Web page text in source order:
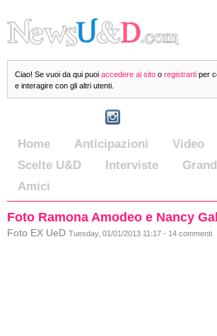
Ciao! Se vuoi da qui puoi accedere al sito o registrarti per
e interagire con gli altri utenti.
Home Anticipazioni Video
Scelte U&D
Interviste
Amici
Foto Ramona Amodeo e Nancy
Foto EX UeD Tuesday, 01/01/2013 11:17 - 14 commenti